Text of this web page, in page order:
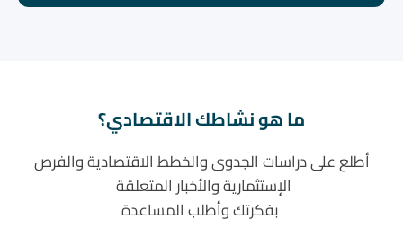
ما هو نشاطك الاقتصادي؟
أطلع على دراسات الجدوى والخطط الاقتصادية والفرص
الإستثمارية والأخبار المتعلقة
بفكرتك وأطلب المساعدة